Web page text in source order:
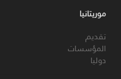
موريتانيا
تقديم
المؤسسات
دوليا